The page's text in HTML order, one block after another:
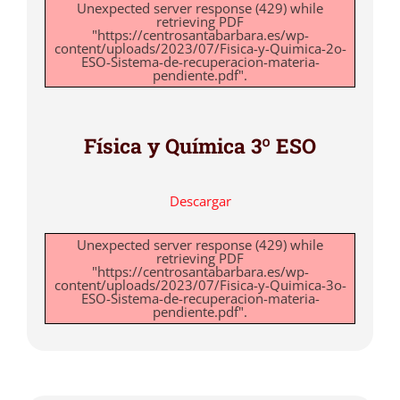
Unexpected server response (429) while
retrieving PDF
"https://centrosantabarbara.es/wp-
content/uploads/2023/07/Fisica-y-Quimica-2o-
ESO-Sistema-de-recuperacion-materia-
pendiente.pdf".
Física y Química 3º ESO
Descargar
Unexpected server response (429) while
retrieving PDF
"https://centrosantabarbara.es/wp-
content/uploads/2023/07/Fisica-y-Quimica-3o-
ESO-Sistema-de-recuperacion-materia-
pendiente.pdf".